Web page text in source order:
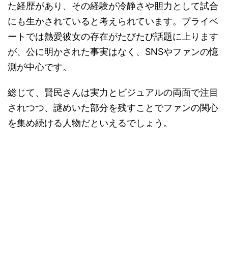
た経歴があり、その経験が冷静さや胆力として試合
にも生かされていると考えられています。プライベ
ートでは熱愛彼女の存在がたびたび話題に上ります
が、公に明かされた事実はなく、SNSやファンの憶
測が中心です。
総じて、賢民さんは実力とビジュアルの両面で注目
されつつ、謎めいた部分を残すことでファンの関心
を集め続ける人物だといえるでしょう。